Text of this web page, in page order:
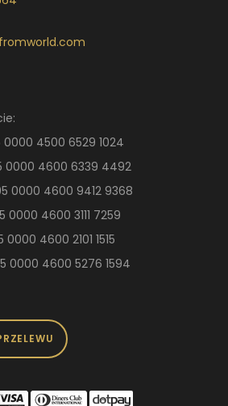
0000 4500 6529 1024
0000 4600 6339 4492
0000 4600 9412 9368
0000 4600 3111 7259
4600 2101 1515
0000 4600 5276 1594